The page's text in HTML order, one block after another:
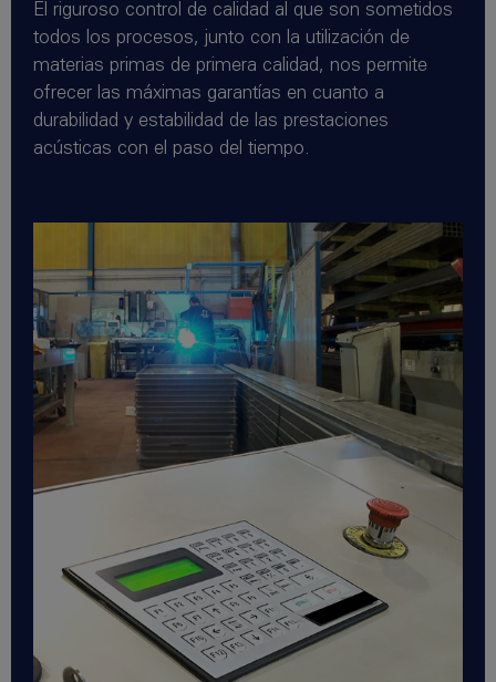
El riguroso control de calidad al que son sometidos
todos los procesos, junto con la utilización de
materias primas de primera calidad, nos permite
ofrecer las máximas garantías en cuanto a
durabilidad y estabilidad de las prestaciones
acústicas con el paso del tiempo.